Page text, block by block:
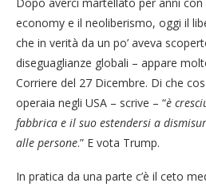
economy e il neoliberismo, oggi il
che in verità da un po’ aveva
diseguaglianze globali – appare
Corriere del 27 Dicembre. Di che
operaia negli USA – scrive – “è
fabbrica e il suo estendersi a
alle persone.” E vota Trump.
In pratica da una parte c’è il ceto